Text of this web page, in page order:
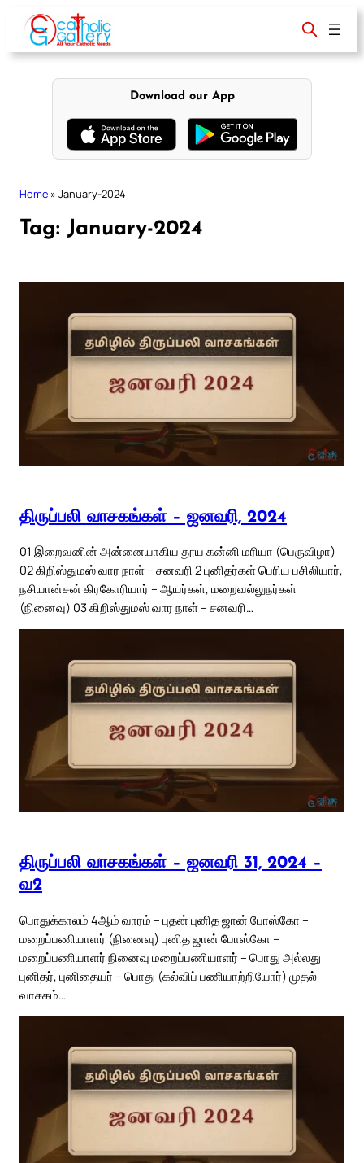
content
Download our App
Home » January-2024
Tag: January-2024
திருப்பலி வாசகங்கள் – ஜனவரி, 2024
01 இறைவனின் அன்னையாகிய தூய கன்னி மரியா (பெருவிழா)
02 கிறிஸ்துமஸ் வார நாள் – சனவரி 2 புனிதர்கள் பெரிய பசிலியார்,
நசியான்சன் கிரகோரியார் – ஆயர்கள், மறைவல்லுநர்கள்
(நினைவு) 03 கிறிஸ்துமஸ் வார நாள் – சனவரி…
திருப்பலி வாசகங்கள் – ஜனவரி 31, 2024 –
வ2
பொதுக்காலம் 4ஆம் வாரம் – புதன் புனித ஜான் போஸ்கோ –
மறைப்பணியாளர் (நினைவு) புனித ஜான் போஸ்கோ –
மறைப்பணியாளர் நினைவு மறைப்பணியாளர் – பொது அல்லது
புனிதர், புனிதையர் – பொது (கல்விப் பணியாற்றியோர்) முதல்
வாசகம்…